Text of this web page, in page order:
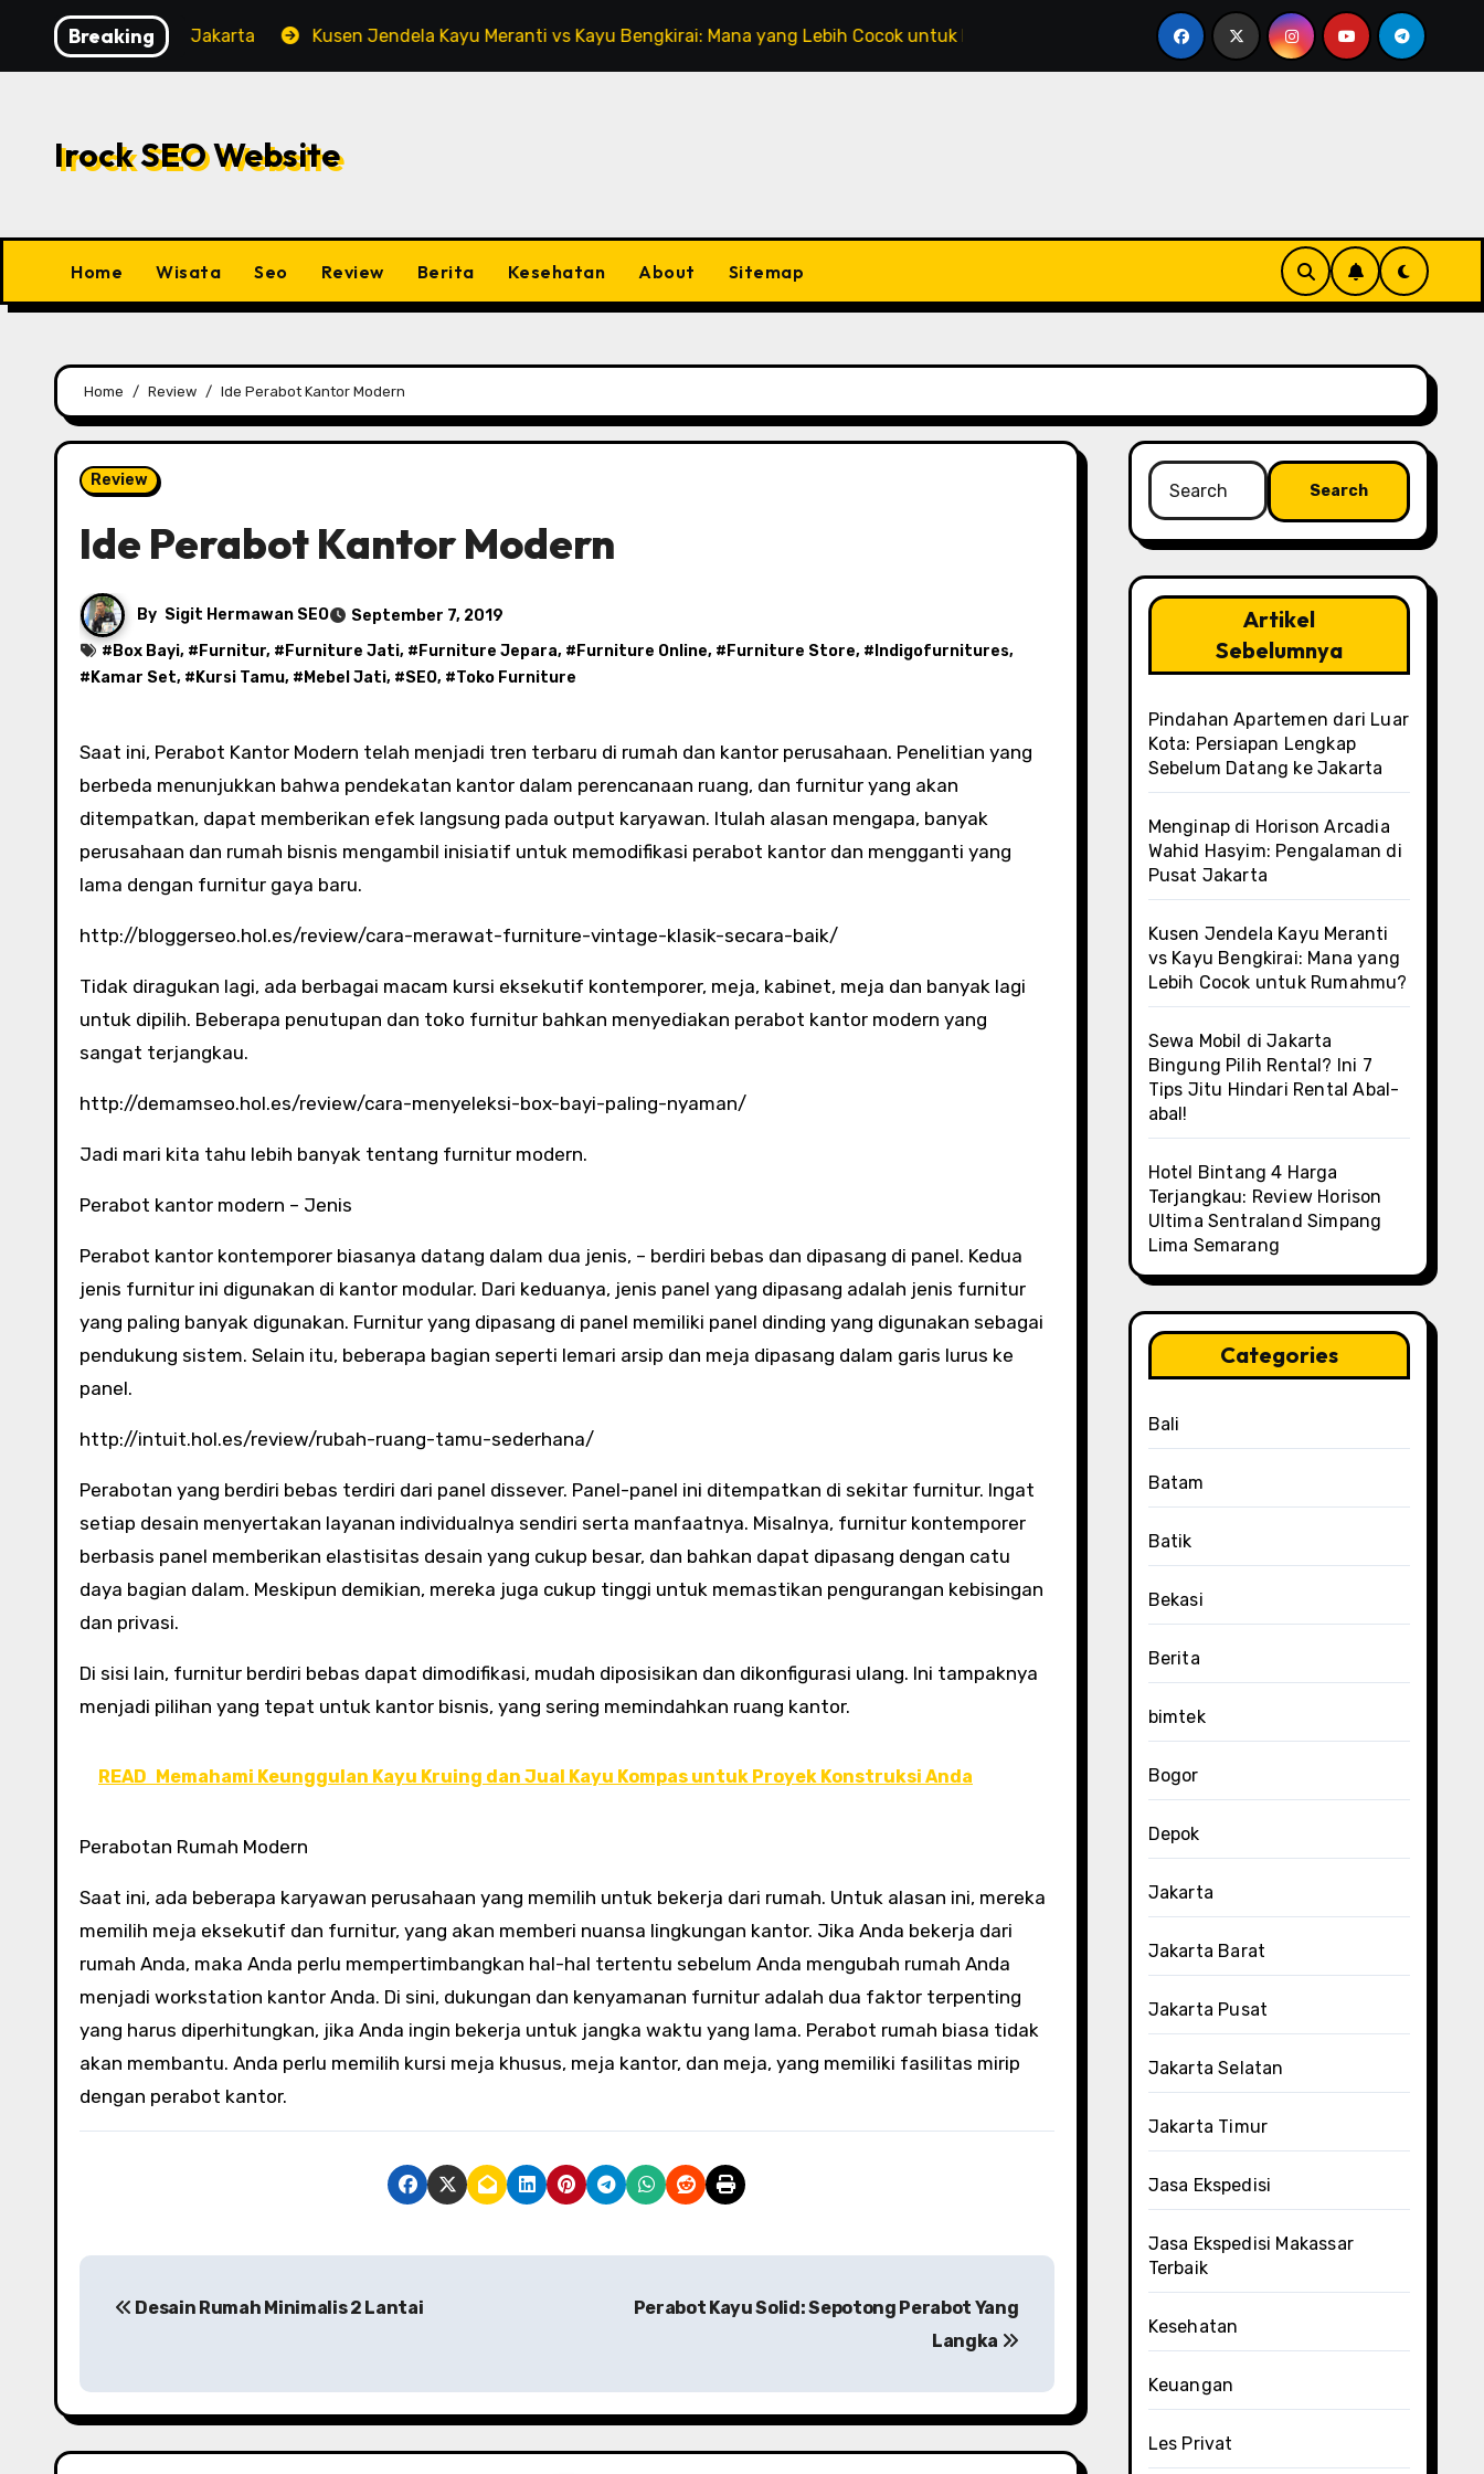
content
Breaking
di Pusat Jakarta Kusen Jendela Kayu Meranti vs Kayu Bengkirai: Mana yang Lebih Cocok untuk Rumahmu? Sewa Mobil di Jakarta Bingung Pilih Rental? Ini 7
Irock SEO Website
Home Wisata Seo Review Berita Kesehatan About Sitemap
Home Review Ide Perabot Kantor Modern
Review
Ide Perabot Kantor Modern
By Sigit Hermawan SEO
September 7, 2019
# Box Bayi, # Furnitur, # Furniture Jati, # Furniture Jepara, # Furniture Online, # Furniture Store, # Indigofurnitures,
# Kamar Set, # Kursi Tamu, # Mebel Jati, #SEO, #Toko Furniture
Saat ini, Perabot Kantor Modern telah menjadi tren terbaru di rumah dan kantor perusahaan. Penelitian yang
berbeda menunjukkan bahwa pendekatan kantor dalam perencanaan ruang, dan furnitur yang akan
ditempatkan, dapat memberikan efek langsung pada output karyawan. Itulah alasan mengapa, banyak
perusahaan dan rumah bisnis mengambil inisiatif untuk memodifikasi perabot kantor dan mengganti yang
lama dengan furnitur gaya baru.
http://bloggerseo.hol.es/review/cara-merawat-furniture-vintage-klasik-secara-baik/
Tidak diragukan lagi, ada berbagai macam kursi eksekutif kontemporer, meja, kabinet, meja dan banyak lagi
untuk dipilih. Beberapa penutupan dan toko furnitur bahkan menyediakan perabot kantor modern yang
sangat terjangkau.
http://demamseo.hol.es/review/cara-menyeleksi-box-bayi-paling-nyaman/
Jadi mari kita tahu lebih banyak tentang furnitur modern.
Perabot kantor modern – Jenis
Perabot kantor kontemporer biasanya datang dalam dua jenis, – berdiri bebas dan dipasang di panel. Kedua
jenis furnitur ini digunakan di kantor modular. Dari keduanya, jenis panel yang dipasang adalah jenis furnitur
yang paling banyak digunakan. Furnitur yang dipasang di panel memiliki panel dinding yang digunakan sebagai
pendukung sistem. Selain itu, beberapa bagian seperti lemari arsip dan meja dipasang dalam garis lurus ke
panel.
http://intuit.hol.es/review/rubah-ruang-tamu-sederhana/
Perabotan yang berdiri bebas terdiri dari panel dissever. Panel-panel ini ditempatkan di sekitar furnitur. Ingat
setiap desain menyertakan layanan individualnya sendiri serta manfaatnya. Misalnya, furnitur kontemporer
berbasis panel memberikan elastisitas desain yang cukup besar, dan bahkan dapat dipasang dengan catu
daya bagian dalam. Meskipun demikian, mereka juga cukup tinggi untuk memastikan pengurangan kebisingan
dan privasi.
Di sisi lain, furnitur berdiri bebas dapat dimodifikasi, mudah diposisikan dan dikonfigurasi ulang. Ini tampaknya
menjadi pilihan yang tepat untuk kantor bisnis, yang sering memindahkan ruang kantor.
READ Memahami Keunggulan Kayu Kruing dan Jual Kayu Kompas untuk Proyek Konstruksi Anda
Perabotan Rumah Modern
Saat ini, ada beberapa karyawan perusahaan yang memilih untuk bekerja dari rumah. Untuk alasan ini, mereka
memilih meja eksekutif dan furnitur, yang akan memberi nuansa lingkungan kantor. Jika Anda bekerja dari
rumah Anda, maka Anda perlu mempertimbangkan hal-hal tertentu sebelum Anda mengubah rumah Anda
menjadi workstation kantor Anda. Di sini, dukungan dan kenyamanan furnitur adalah dua faktor terpenting
yang harus diperhitungkan, jika Anda ingin bekerja untuk jangka waktu yang lama. Perabot rumah biasa tidak
akan membantu. Anda perlu memilih kursi meja khusus, meja kantor, dan meja, yang memiliki fasilitas mirip
dengan perabot kantor.
P
t
n
Desain Rumah Minimalis 2 Lantai
Perabot Kayu Solid: Sepotong Perabot Yang
Langka
Search
for:
Artikel
Sebelumnya
Pindahan Apartemen dari Luar
Kota: Persiapan Lengkap
Sebelum Datang ke Jakarta
Menginap di Horison Arcadia
Wahid Hasyim: Pengalaman di
Pusat Jakarta
Kusen Jendela Kayu Meranti
vs Kayu Bengkirai: Mana yang
Lebih Cocok untuk Rumahmu?
Sewa Mobil di Jakarta
Bingung Pilih Rental? Ini 7
Tips Jitu Hindari Rental Abal-
abal!
Hotel Bintang 4 Harga
Terjangkau: Review Horison
Ultima Sentraland Simpang
Lima Semarang
Categories
Bali
Batam
Batik
Bekasi
Berita
bimtek
Bogor
Depok
Jakarta
Jakarta Barat
Jakarta Pusat
Jakarta Selatan
Jakarta Timur
Jasa Ekspedisi
Jasa Ekspedisi Makassar
Terbaik
Kesehatan
Keuangan
Les Privat